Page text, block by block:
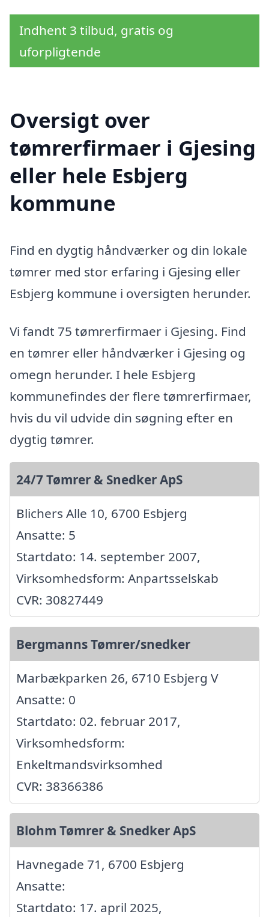
Indhent 3 tilbud, gratis og
uforpligtende
Oversigt over
tømrerfirmaer i Gjesing
eller hele Esbjerg
kommune
Find en dygtig håndværker og din lokale
tømrer med stor erfaring i Gjesing eller
Esbjerg kommune i oversigten herunder.
Vi fandt 75 tømrerfirmaer i Gjesing. Find
en tømrer eller håndværker i Gjesing og
omegn herunder. I hele Esbjerg
kommunefindes der flere tømrerfirmaer,
hvis du vil udvide din søgning efter en
dygtig tømrer.
24/7 Tømrer & Snedker ApS
Blichers Alle 10, 6700 Esbjerg
Ansatte: 5
Startdato: 14. september 2007,
Virksomhedsform: Anpartsselskab
CVR: 30827449
Bergmanns Tømrer/snedker
Marbækparken 26, 6710 Esbjerg V
Ansatte: 0
Startdato: 02. februar 2017,
Virksomhedsform:
Enkeltmandsvirksomhed
CVR: 38366386
Blohm Tømrer & Snedker ApS
Havnegade 71, 6700 Esbjerg
Ansatte:
Startdato: 17. april 2025,